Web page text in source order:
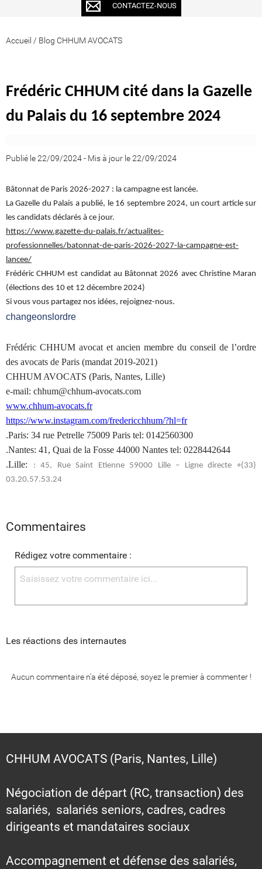
CONTACTEZ-NOUS
Accueil / Blog CHHUM AVOCATS
Frédéric CHHUM cité dans la Gazelle
du Palais du 16 septembre 2024
Publié le 22/09/2024- Mis à jour le 22/09/2024
Bâtonnat de Paris 2026-2027 : la campagne est lancée.
La Gazelle du Palais a publié, le 16 septembre 2024, un court article sur
les candidats déclarés à ce jour.
https://www.gazette-du-palais.fr/actualites-
professionnelles/batonnat-de-paris-2026-2027-la-campagne-est-
lancee/
Frédéric CHHUM est candidat au Bâtonnat 2026 avec Christine Maran
(élections des 10 et 12 décembre 2024)
Si vous vous partagez nos idées, rejoignez-nous.
changeonslordre
Frédéric CHHUM avocat et ancien membre du conseil de l’ordre
des avocats de Paris (mandat 2019-2021)
CHHUM AVOCATS (Paris, Nantes, Lille)
e-mail: chhum@chhum-avocats.com
www.chhum-avocats.fr
https://www.instagram.com/fredericchhum/?hl=fr
.Paris: 34 rue Petrelle 75009 Paris tel: 0142560300
.Nantes: 41, Quai de la Fosse 44000 Nantes tel: 0228442644
.Lille:
: 45, Rue Saint Etienne 59000 Lille – Ligne directe +(33)
03.20.57.53.24
Commentaires
Rédigez votre commentaire :
Les réactions des internautes
Aucun commentaire n'a été déposé, soyez le premier à commenter !
CHHUM AVOCATS (Paris, Nantes, Lille)
Négociation de départ (RC, transaction) des
salariés, salariés seniors, cadres, cadres
dirigeants et mandataires sociaux
Accompagnement et défense des salariés,